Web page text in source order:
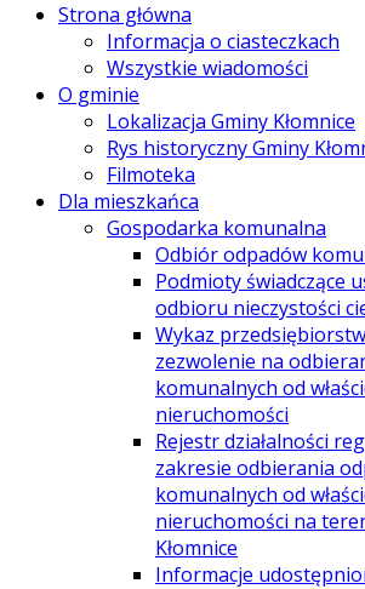
Strona główna
Informacja o ciasteczkach
Wszystkie wiadomości
O gminie
Lokalizacja Gminy Kłomnice
Rys historyczny Gminy
Filmoteka
Dla mieszkańca
Gospodarka komunalna
Odbiór odpadów
Podmioty świadczące
odbioru nieczystości
Wykaz
zezwolenie na
komunalnych od
nieruchomości
Rejestr działalności
zakresie odbierania
komunalnych od
nieruchomości na
Kłomnice
Informacje